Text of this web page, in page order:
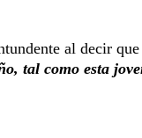
al decir que
tal como esta